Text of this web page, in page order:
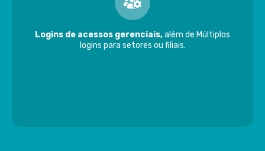
Logins de acessos gerenciais,além de Múltiplos
logins para setores ou filiais.